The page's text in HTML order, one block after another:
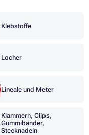
Klebstoffe
Locher
Lineale und Meter
Klammern, Clips,
Gummibänder,
Stecknadeln